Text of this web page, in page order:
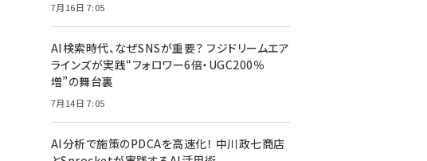
7月16日 7:05
AI検索時代、なぜSNSが重要？ フジドリームエア
ラインズが実践“フォロワー6倍・UGC200％
増”の舞台裏
7月14日 7:05
AI分析で施策のPDCAを高速化！ 中川政七商店